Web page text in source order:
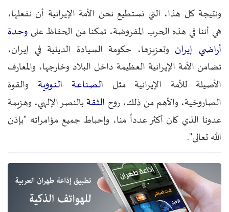
ونتيجة كل هذا، التي نستطيع نحن الأمة الإيرانية أن نفعلها،
هي أننا في هذه الحرب المفروضة، تمكنا من الحفاظ على وحدة
أراضي إيران وتعزيزها، حكومة السيادة الدينية في إيران،
تضامن الأمة الإيرانية العظيمة داخل البلاد وخارجها، والمعارف
الأصيلة للأمة الإيرانية مثل الصناعة النووية والقوة
الصاروخية، والأهم من ذلك، روح الثقةبالنصر الإلهي، وهزيمة
عدونا الذي كان أكثر عدداً منا، وإحباط جميع مؤامراته "بإذن
الله تعالى".